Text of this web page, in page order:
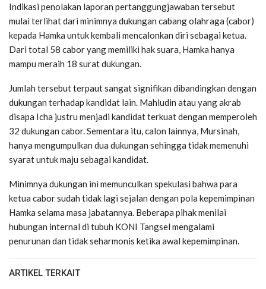
Indikasi penolakan laporan pertanggungjawaban tersebut
mulai terlihat dari minimnya dukungan cabang olahraga (cabor)
kepada Hamka untuk kembali mencalonkan diri sebagai ketua.
Dari total 58 cabor yang memiliki hak suara, Hamka hanya
mampu meraih 18 surat dukungan.
Jumlah tersebut terpaut sangat signifikan dibandingkan dengan
dukungan terhadap kandidat lain. Mahludin atau yang akrab
disapa Icha justru menjadi kandidat terkuat dengan memperoleh
32 dukungan cabor. Sementara itu, calon lainnya, Mursinah,
hanya mengumpulkan dua dukungan sehingga tidak memenuhi
syarat untuk maju sebagai kandidat.
Minimnya dukungan ini memunculkan spekulasi bahwa para
ketua cabor sudah tidak lagi sejalan dengan pola kepemimpinan
Hamka selama masa jabatannya. Beberapa pihak menilai
hubungan internal di tubuh KONI Tangsel mengalami
penurunan dan tidak seharmonis ketika awal kepemimpinan.
ARTIKEL TERKAIT